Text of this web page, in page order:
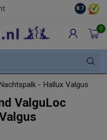
8.7
0
- Hallux Valgus
ValguLoc